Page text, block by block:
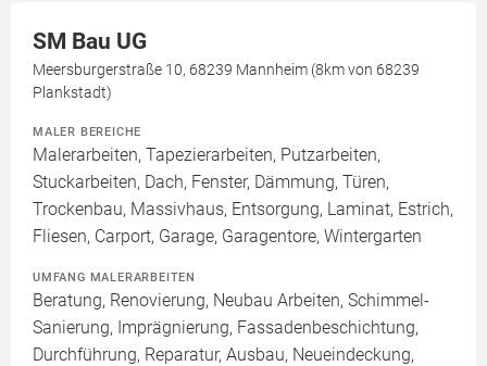
SM Bau UG
Meersburgerstraße 10, 68239 Mannheim (8km von 68239
Plankstadt)
MALER BEREICHE
Malerarbeiten, Tapezierarbeiten, Putzarbeiten,
Stuckarbeiten, Dach, Fenster, Dämmung, Türen,
Trockenbau, Massivhaus, Entsorgung, Laminat, Estrich,
Fliesen, Carport, Garage, Garagentore, Wintergarten
UMFANG MALERARBEITEN
Beratung, Renovierung, Neubau Arbeiten, Schimmel-
Sanierung, Imprägnierung, Fassadenbeschichtung,
Durchführung, Reparatur, Ausbau, Neueindeckung,